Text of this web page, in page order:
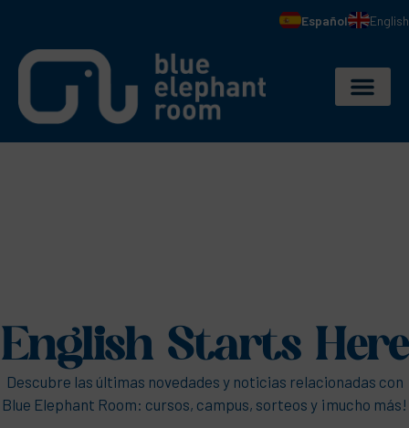
Español English
English Starts Here
Descubre las últimas novedades y noticias relacionadas con
Blue Elephant Room: cursos, campus, sorteos y ¡mucho más!